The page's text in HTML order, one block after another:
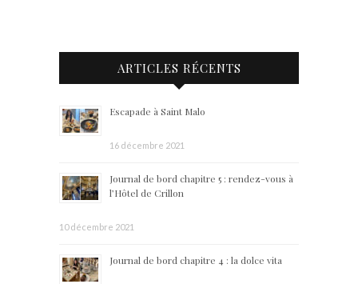
ARTICLES RÉCENTS
Escapade à Saint Malo
16 décembre 2021
Journal de bord chapitre 5 : rendez-vous à
l’Hôtel de Crillon
10 décembre 2021
Journal de bord chapitre 4 : la dolce vita